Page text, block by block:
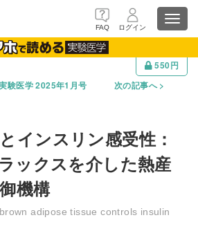
FAQ ログイン
550円
験医学 2025年1月号 次の記事へ
インスリン感受性：
ックスを介した熱産
機構
adipose tissue controls insulin